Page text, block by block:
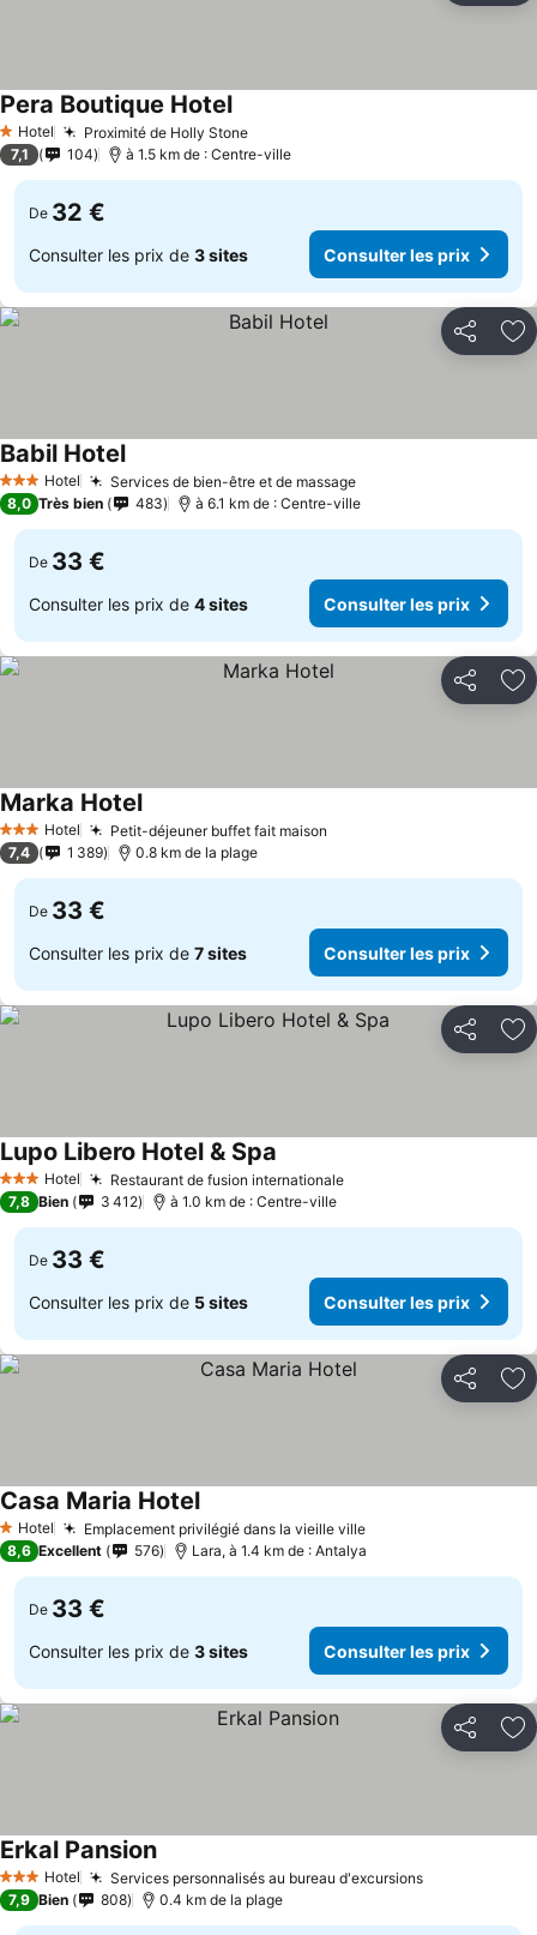
1 Étoiles
Hotel Proximité de Holly Stone
Pera Boutique Hotel
7,1 104 à 1.5 km de : Centre-ville
De 32 €
Consulter les prix de 3 sites Consulter les prix
Partager
3 ÉtoilesHotel Services de bien-être et de massage
Babil Hotel
8,0 Très bien 483 à 6.1 km de : Centre-ville
De 33 €
Consulter les prix de 4 sites Consulter les prix
Partager
3 ÉtoilesHotel Petit-déjeuner buffet fait maison
Marka Hotel
7,4 1 389 0.8 km de la plage
De 33 €
Consulter les prix de 7 sites Consulter les prix
Partager
3 ÉtoilesHotel Restaurant de fusion internationale
Lupo Libero Hotel & Spa
7,8 Bien 3 412 à 1.0 km de : Centre-ville
De 33 €
Consulter les prix de 5 sites Consulter les prix
Partager
1 Étoiles
Hotel Emplacement privilégié dans la vieille ville
Casa Maria Hotel
8,6 Excellent 576 Lara, à 1.4 km de : Antalya
De 33 €
Consulter les prix de 3 sites Consulter les prix
Partager
3 ÉtoilesHotel Services personnalisés au bureau d'excursions
Erkal Pansion
7,9 Bien 808 0.4 km de la plage